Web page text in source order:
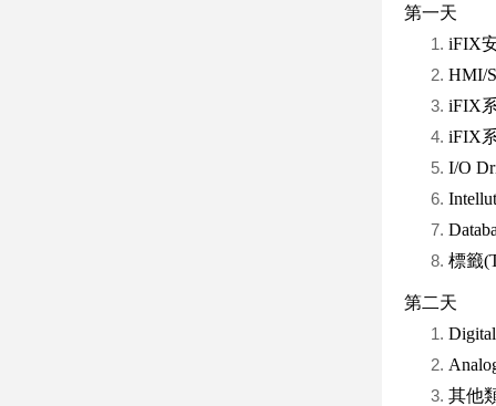
第一天
iFIX
HMI/
iFIX
iFIX
I/O
標籤
第二天
其他